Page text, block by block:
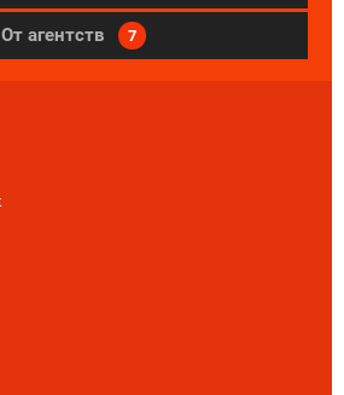
От агентств 7